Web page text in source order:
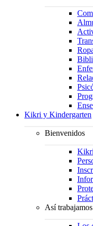
Kikri y Kindergarten
Bienvenidos
Así trabajamos